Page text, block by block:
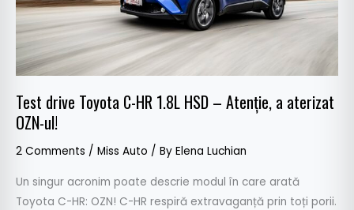
Test drive Toyota C-HR 1.8L HSD – Atenție, a aterizat
OZN-ul!
2 Comments / Miss Auto / By Elena Luchian
Un singur acronim poate descrie modul în care arată
Toyota C-HR: OZN! C-HR respiră extravaganță prin toți porii.
–
Atenție,
a
aterizat
ul!